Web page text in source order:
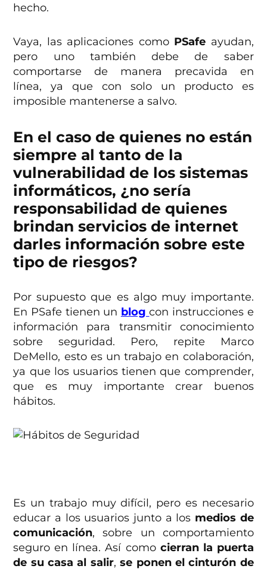
hecho.
Vaya, las aplicaciones como PSafe ayudan,
pero uno también debe de saber
comportarse de manera precavida en
línea, ya que con solo un producto es
imposible mantenerse a salvo.
En el caso de quienes no están
siempre al tanto de la
vulnerabilidad de los sistemas
informáticos, ¿no sería
responsabilidad de quienes
brindan servicios de internet
darles información sobre este
tipo de riesgos?
Por supuesto que es algo muy importante.
En PSafe tienen un blog con instrucciones e
información para transmitir conocimiento
sobre seguridad. Pero, repite Marco
DeMello, esto es un trabajo en colaboración,
ya que los usuarios tienen que comprender,
que es muy importante crear buenos
hábitos.
Es un trabajo muy difícil, pero es necesario
educar a los usuarios junto a los medios de
comunicación, sobre un comportamiento
seguro en línea. Así como cierran la puerta
de su casa al salir,se ponen el cinturón de